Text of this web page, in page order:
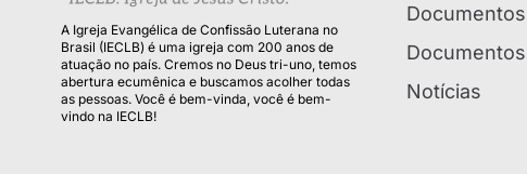
A Igreja Evangélica de Confissão Luterana no
Brasil (IECLB) é uma igreja com 200 anos de
atuação no país. Cremos no Deus tri-uno, temos
abertura ecumênica e buscamos acolher todas
as pessoas. Você é bem-vinda, você é bem-
vindo na IECLB!
Notícias